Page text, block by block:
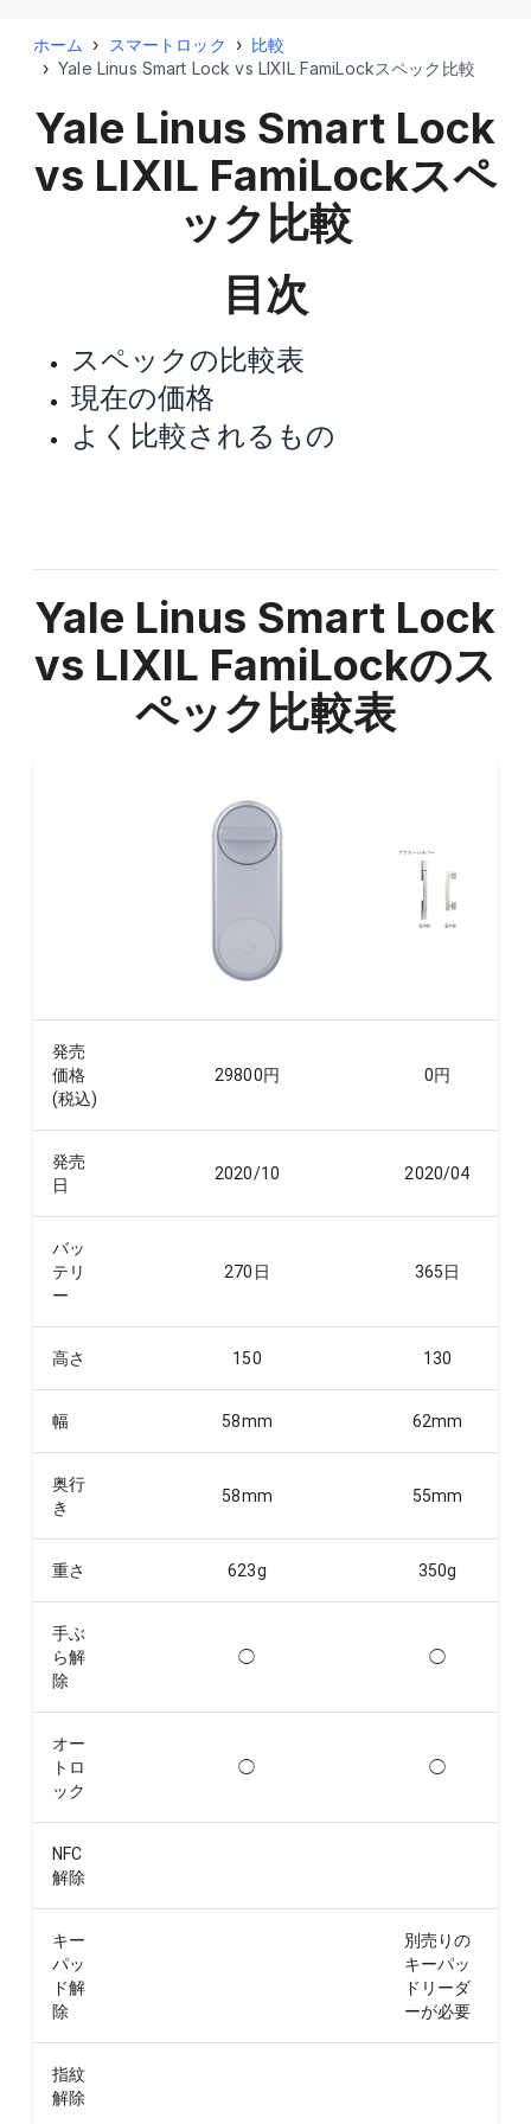
ホーム › スマートロック › 比較
› Yale Linus Smart Lock vs LIXIL FamiLockスペック比較
Yale Linus Smart Lock
vs LIXIL FamiLockスペ
ック比較
目次
スペックの比較表
現在の価格
よく比較されるもの
Yale Linus Smart Lock
vs LIXIL FamiLockのス
ペック比較表
発売
価格
(税込)
29800円 0円
発売
日
2020/10 2020/04
バッ
テリ
ー
270 日 365日
高さ 150 130
幅 58mm 62mm
奥行
き
58mm 55mm
重さ 623g 350g
手ぶ
ら解
除
◯ ◯
オー
トロ
ック
◯ ◯
NFC
解除
キー
パッ
ド解
除
別売りの
キーパッ
ドリーダ
ーが必要
指紋
解除